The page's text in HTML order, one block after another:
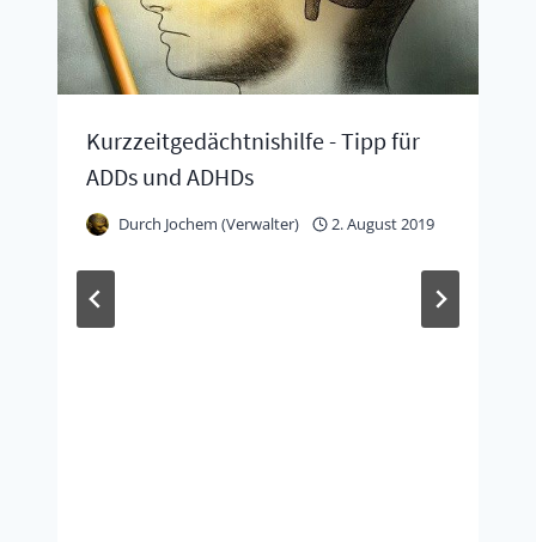
Kurzzeitgedächtnishilfe - Tipp für
ADDs und ADHDs
Durch Jochem (Verwalter) 2. August 2019